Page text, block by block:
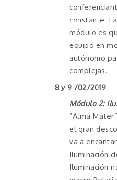
constante.
módulo es
equipo en
autónomo
complejas.
8 y 9 /02/2019
Módulo 2:
“Alma
el gran
va a
Iluminación
Iluminación